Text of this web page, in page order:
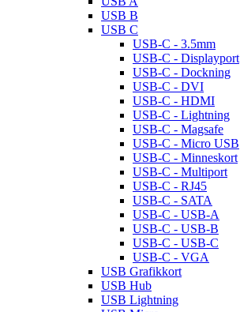
USB B
USB C
USB-C - 3.5mm
USB-C - Displayport
USB-C - Dockning
USB-C - DVI
USB-C - HDMI
USB-C - Lightning
USB-C - Magsafe
USB-C - Micro USB
USB-C - Minneskort
USB-C - Multiport
USB-C - RJ45
USB-C - SATA
USB-C - USB-A
USB-C - USB-B
USB-C - USB-C
USB-C - VGA
USB Grafikkort
USB Hub
USB Lightning